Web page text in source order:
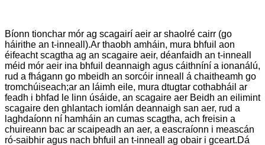
Bíonn tionchar mór ag scagairí aeir ar shaolré cairr (go
háirithe an t-inneall).Ar thaobh amháin, mura bhfuil aon
éifeacht scagtha ag an scagaire aeir, déanfaidh an t-inneall
méid mór aeir ina bhfuil deannaigh agus cáithníní a ionanálú,
rud a fhágann go mbeidh an sorcóir inneall á chaitheamh go
tromchúiseach;ar an láimh eile, mura dtugtar cothabháil ar
feadh i bhfad le linn úsáide, an scagaire aer Beidh an eilimint
scagaire den ghlantach iomlán deannaigh san aer, rud a
laghdaíonn ní hamháin an cumas scagtha, ach freisin a
chuireann bac ar scaipeadh an aer, a eascraíonn i meascán
ró-saibhir agus nach bhfuil an t-inneall ag obair i gceart.Dá